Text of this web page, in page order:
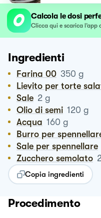
Calcola le dosi
Clicca qui e scarica l’app
Ingredienti
Farina 00 350 g
Lievito per torte
Sale 2 g
Olio di semi 120 g
Acqua 160 g
Burro per
Sale per spennellare
Zucchero semolato
Copia ingredienti
Procedimento